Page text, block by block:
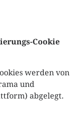
Cookie
werden von
und
abgelegt.